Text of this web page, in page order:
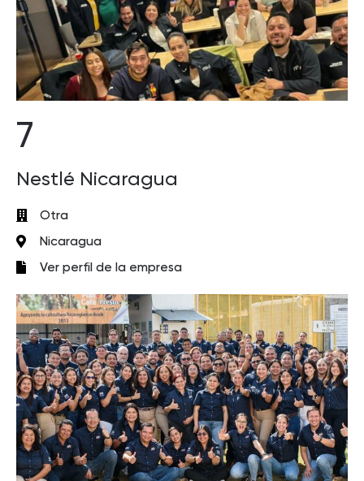
7
Nestlé Nicaragua
Otra
Nicaragua
Ver perfil de la empresa